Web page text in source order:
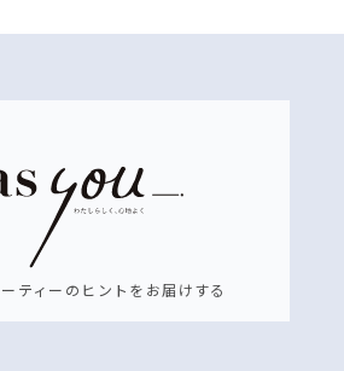
ティーのヒントをお届けする